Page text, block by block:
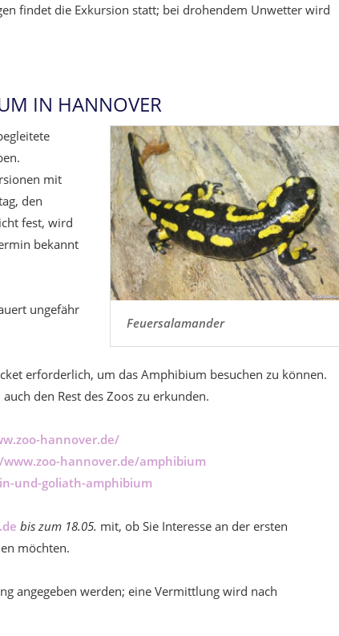
findet die Exkursion statt; bei drohendem Unwetter wird
IN HANNOVER
Feuersalamander
mit
den
fest, wird
bekannt
ungefähr
erforderlich, um das Amphibium besuchen zu können.
den Rest des Zoos zu erkunden.
hannover.de/
hannover.de/amphibium
und-goliath-amphibium
bis zum 18.05. mit, ob Sie Interesse an der ersten
möchten.
angegeben werden; eine Vermittlung wird nach